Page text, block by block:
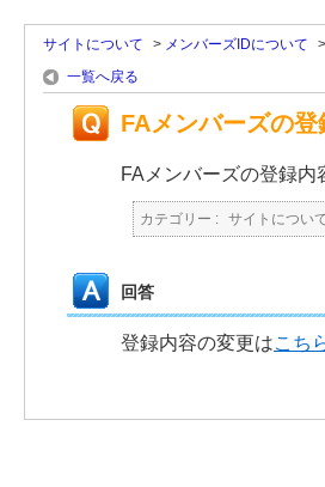
サイトについて > メンバーズIDについて >
一覧へ戻る
FAメンバーズの
FAメンバーズの登録内
カテゴリー : サイトについ
回答
登録内容の変更はこち